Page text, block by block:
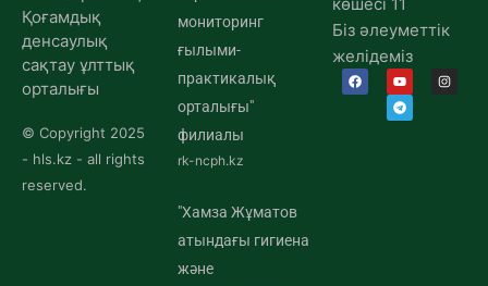
Қоғамдық
денсаулық
сақтау ұлттық
орталығы
© Copyright 2025
- hls.kz - all rights
reserved.
мониторинг
ғылыми-
практикалық
орталығы"
филиалы
rk-ncph.kz
"Хамза Жұматов
атындағы гигиена
және
Біз әлеуметтік
желідеміз